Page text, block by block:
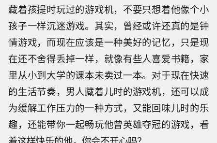
藏着孩提时玩过的游戏机，不要只想着他像个小
孩子一样沉迷游戏。其实，曾经或许还真的是钟
情游戏，而现在应该是一种美好的记忆，只是现
在还不舍得丢掉一样，就像有些人喜爱书籍，家
里从小到大学的课本未卖过一本。对于现在快速
的生活节奏，男人藏着儿时的游戏机，还可以成
为缓解工作压力的一种方式，又能回味儿时的乐
趣，还能带你一起畅玩他曾英雄夺冠的游戏，看